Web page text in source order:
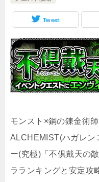
Tweet
モンスト×鋼の錬金術
ALCHEMIST(ハガレン
ー(究極)「不倶戴天の
ラランキングと安定攻